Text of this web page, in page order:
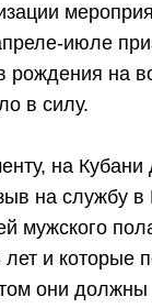
июле
рождения на
в силу.
на
на службу
мужского
и которые
они